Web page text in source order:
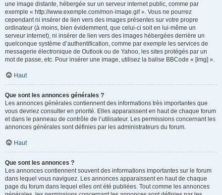
une image distante, hébergée sur un serveur internet public, comme par
exemple « http://www.exemple.com/mon-image.gif ». Vous ne pourrez
cependant ni insérer de lien vers des images présentes sur votre propre
ordinateur (à moins, bien évidemment, que celui-ci soit en lui-même un
serveur internet), ni insérer de lien vers des images hébergées derrière un
quelconque système d’authentification, comme par exemple les services de
messagerie électronique de Outlook ou de Yahoo, les sites protégés par un
mot de passe, etc. Pour insérer une image, utilisez la balise BBCode « [img] ».
Haut
Que sont les annonces générales ?
Les annonces générales contiennent des informations très importantes que
vous devriez consulter en priorité. Elles apparaissent en haut de chaque forum
et dans le panneau de contrôle de l’utilisateur. Les permissions concernant les
annonces générales sont définies par les administrateurs du forum.
Haut
Que sont les annonces ?
Les annonces contiennent souvent des informations importantes sur le forum
dans lequel vous naviguez. Les annonces apparaissent en haut de chaque
page du forum dans lequel elles ont été publiées. Tout comme les annonces